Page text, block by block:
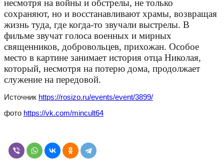
несмотря на войны и обстрелы, не только
сохраняют, но и восстанавливают храмы, возвращая
жизнь туда, где когда-то звучали выстрелы. В
фильме звучат голоса военных и мирных
священников, добровольцев, прихожан. Особое
место в картине занимает история отца Николая,
который, несмотря на потерю дома, продолжает
служение на передовой.
Источник https://rosizo.ru/events/event/3899/
фото https://vk.com/mincult64